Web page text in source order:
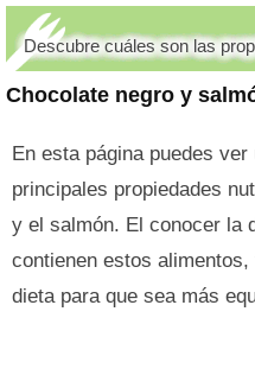
Chocolate negro y
Descubre cuáles son las
En esta página puedes
principales propiedades
y el salmón. El conocer la
contienen estos
dieta para que sea más